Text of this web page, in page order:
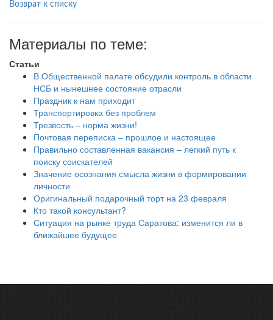
Возврат к списку
Материалы по теме:
Статьи
В Общественной палате обсудили контроль в области
НСБ и нынешнее состояние отрасли
Праздник к нам приходит
Транспортировка без проблем
Трезвость – норма жизни!
Почтовая переписка – прошлое и настоящее
Правильно составленная вакансия – легкий путь к
поиску соискателей
Значение осознания смысла жизни в формировании
личности
Оригинальный подарочный торт на 23 февраля
Кто такой консультант?
Ситуация на рынке труда Саратова: изменится ли в
ближайшее будущее